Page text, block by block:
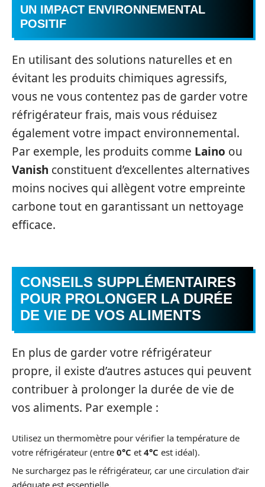
UN IMPACT ENVIRONNEMENTAL
POSITIF
En utilisant des solutions naturelles et en
évitant les produits chimiques agressifs,
vous ne vous contentez pas de garder votre
réfrigérateur frais, mais vous réduisez
également votre impact environnemental.
Par exemple, les produits comme Laino ou
Vanish constituent d’excellentes alternatives
moins nocives qui allègent votre empreinte
carbone tout en garantissant un nettoyage
efficace.
CONSEILS SUPPLÉMENTAIRES
POUR PROLONGER LA DURÉE
DE VIE DE VOS ALIMENTS
En plus de garder votre réfrigérateur
propre, il existe d’autres astuces qui peuvent
contribuer à prolonger la durée de vie de
vos aliments. Par exemple :
Utilisez un thermomètre pour vérifier la température de
votre réfrigérateur (entre 0°C et 4°C est idéal).
Ne surchargez pas le réfrigérateur, car une circulation d’air